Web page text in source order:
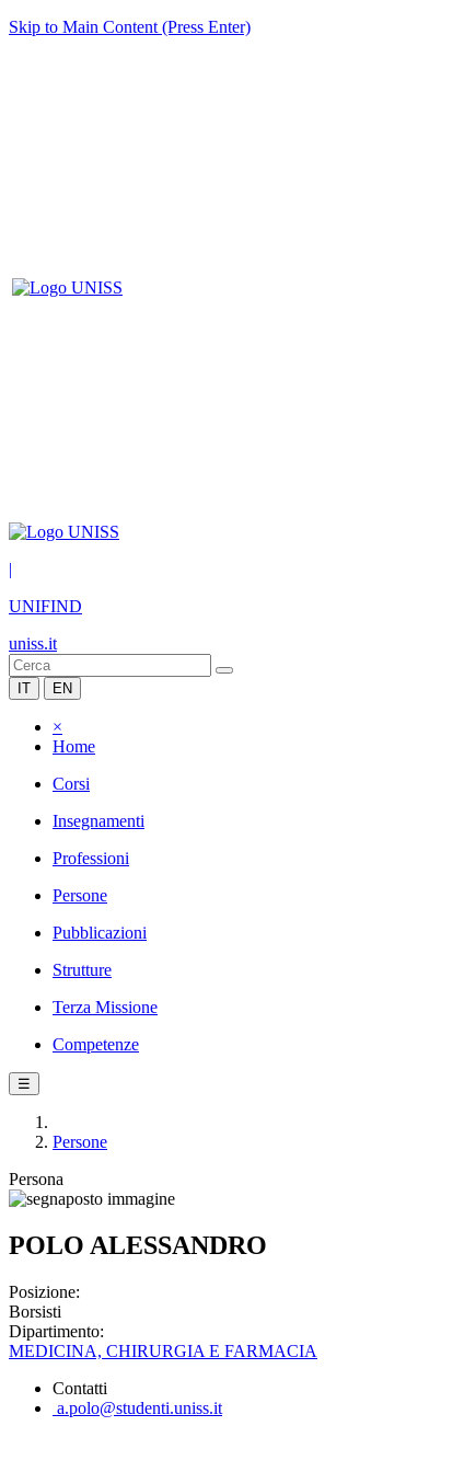
Skip to Main Content (Press Enter)
|
UNIFIND
uniss.it
IT EN
×
Home
Corsi
Insegnamenti
Professioni
Persone
Pubblicazioni
Strutture
Terza Missione
Competenze
☰
Persone
Persona
POLO ALESSANDRO
Posizione:
Borsisti
Dipartimento:
MEDICINA, CHIRURGIA E FARMACIA
Contatti
a.polo@studenti.uniss.it